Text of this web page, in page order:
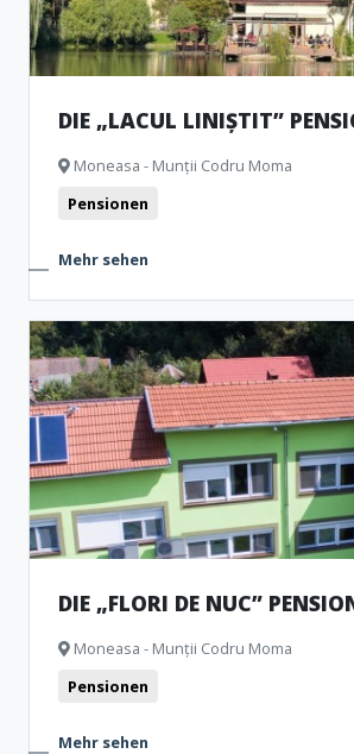
DIE „LACUL LINIȘTIT”
Moneasa - Munții Codru Moma
Pensionen
Mehr sehen
DIE „FLORI DE NUC”
Moneasa - Munții Codru Moma
Pensionen
Mehr sehen